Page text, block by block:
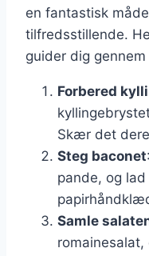
en fantastisk
tilfredsstillende.
guider dig
Forbered
Skær det
Steg baconet
pande, og
Samle
romainesalat,